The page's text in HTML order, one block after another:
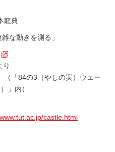
龍典
な動きを測る」
り
（「84の3（やしの実）ウェー
」内）
castle.html